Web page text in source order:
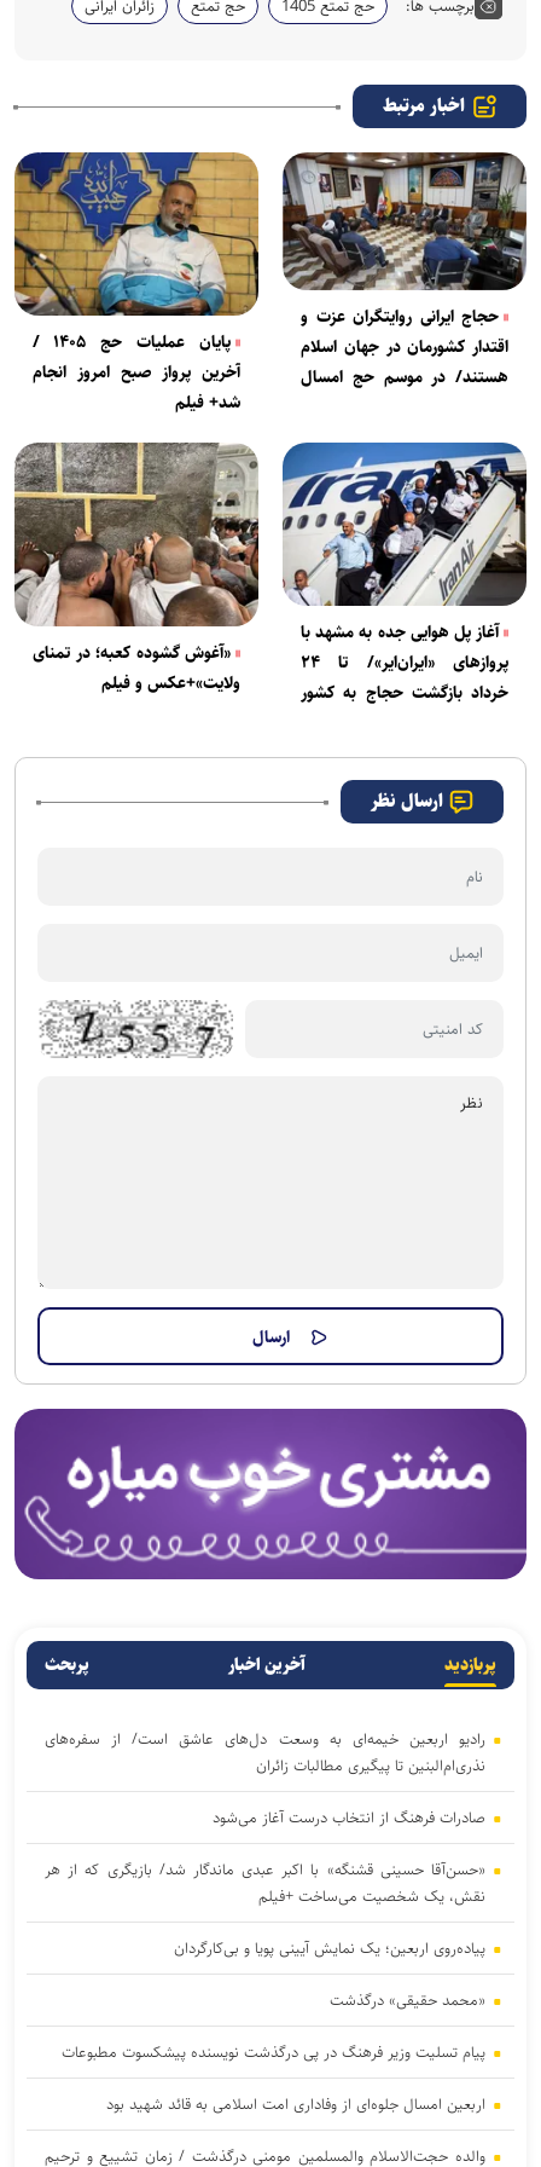
برچسب ها: حج تمتع 1405 حج تمتع زائران ایرانی
اخبار مرتبط
حجاج ایرانی روایتگران عزت و
اقتدار کشورمان در جهان اسلام
هستند/ در موسم حج امسال
محقق شد
پایان عملیات حج ۱۴۰۵ /
آخرین پرواز صبح امروز انجام
شد+ فیلم
آغاز پل هوایی جده به مشهد با
پرواز‌های «ایران‌ایر»/ تا ۲۴
خرداد بازگشت حجاج به کشور
‌«آغوش گشوده کعبه؛ در تمنای
ولایت»+عکس و فیلم
ارسال نظر
پربازدید آخرین اخبار پربحث
رادیو اربعین خیمه‌ای به وسعت دل‌های عاشق است/ از سفره‌های
نذری‌ام‌البنین تا پیگیری مطالبات زائران
صادرات فرهنگ از انتخاب درست آغاز می‌شود
«حسن‌آقا حسینی قشنگه» با اکبر عبدی ماندگار شد/ بازیگری که از هر
نقش، یک شخصیت می‌ساخت +فیلم
پیاده‌روی اربعین؛ یک نمایش آیینی پویا و بی‌کارگردان
«محمد حقیقی» درگذشت
پیام تسلیت وزیر فرهنگ در پی درگذشت نویسنده پیشکسوت مطبوعات
اربعین امسال جلوه‌ای از وفاداری امت اسلامی به قائد شهید بود
والده حجت‌الاسلام والمسلمین مومنی درگذشت / زمان تشییع و ترحیم